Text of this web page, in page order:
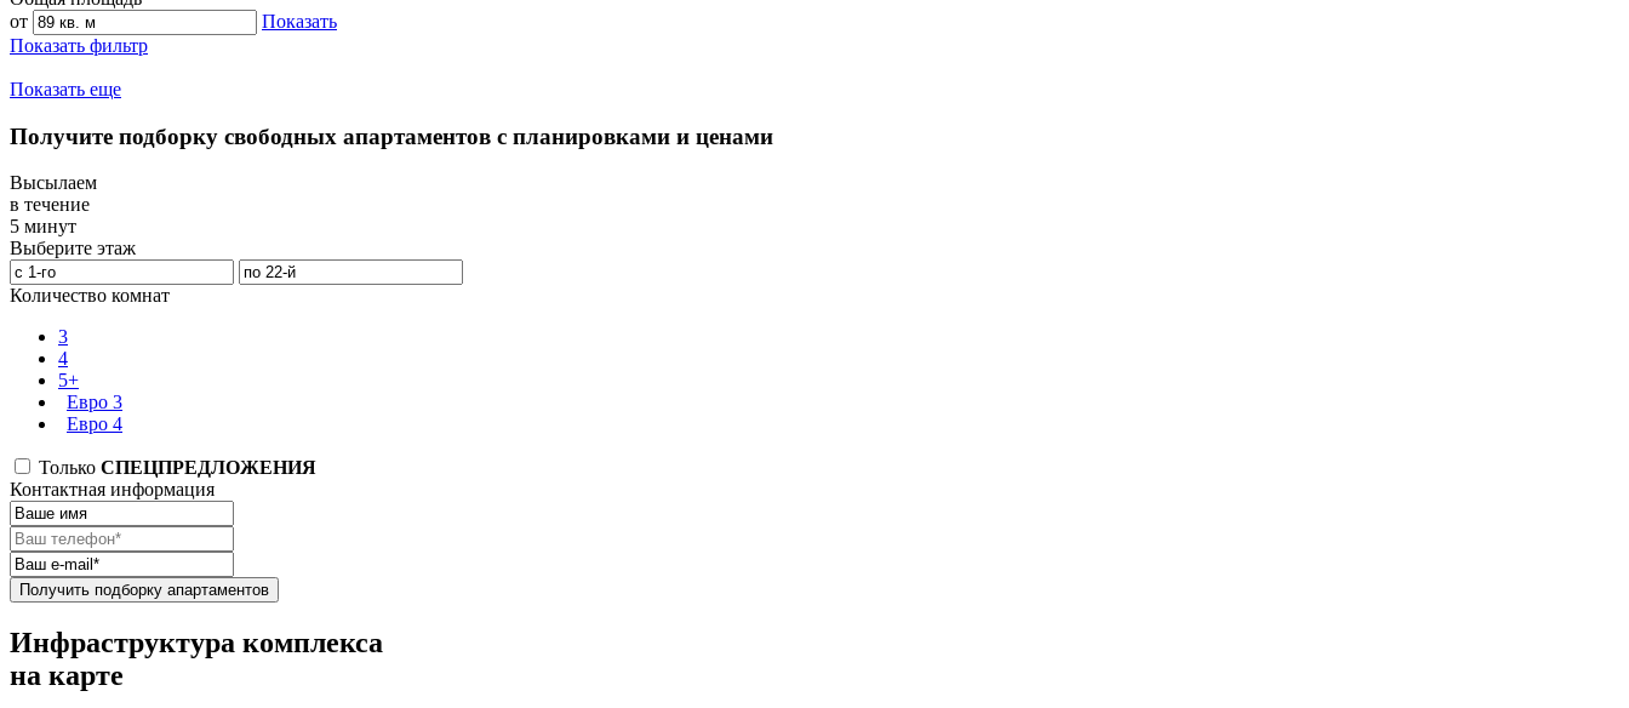
от
Показать
Показать фильтр
Показать еще
Получите подборку свободных апартаментов с планировками и ценами
Высылаем
в течение
5 минут
Выберите этаж
Количество комнат
3
4
5+
Евро 3
Евро 4
Только СПЕЦПРЕДЛОЖЕНИЯ
Контактная информация
Получить подборку апартаментов
Инфраструктура комплекса
на карте